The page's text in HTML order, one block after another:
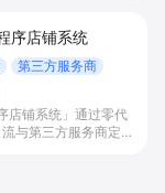
和复购。
序店铺系统
第三方服务商
店铺系统」通过零代
与第三方服务商定制